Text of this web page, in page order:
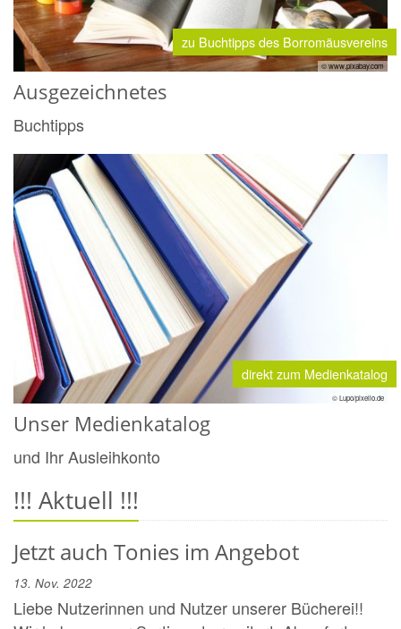
zu Buchtipps des Borromäusvereins
© www.pixabay.com
Ausgezeichnetes
Buchtipps
direkt zum Medienkatalog
© Lupo/pixelio.de
Unser Medienkatalog
und Ihr Ausleihkonto
!!! Aktuell !!!
Jetzt auch Tonies im Angebot
13. Nov. 2022
Liebe Nutzerinnen und Nutzer unserer Bücherei!!